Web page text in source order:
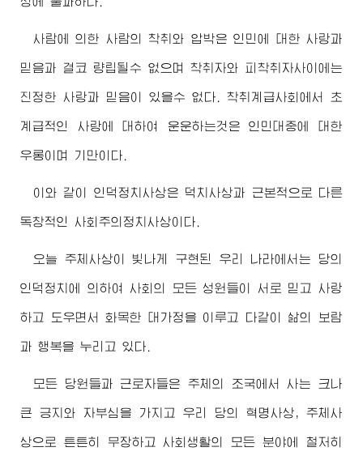
사람에 의한 사람의 착취와 압박은 인민에 대한 사랑과
믿음과 결코 량립될수 없으며 착취자와 피착취자사이에는
진정한 사랑과 믿음이 있을수 없다. 착취계급사회에서 초
계급적인 사랑에 대하여 운운하는것은 인민대중에 대한
우롱이며 기만이다.
이와 같이 인덕정치사상은 덕치사상과 근본적으로 다른
독창적인 사회주의정치사상이다.
오늘 주체사상이 빛나게 구현된 우리 나라에서는 당의
인덕정치에 의하여 사회의 모든 성원들이 서로 믿고 사랑
하고 도우면서 화목한 대가정을 이루고 다같이 삶의 보람
과 행복을 누리고 있다.
모든 당원들과 근로자들은 주체의 조국에서 사는 크나
큰 긍지와 자부심을 가지고 우리 당의 혁명사상, 주체사
상으로 튼튼히 무장하고 사회생활의 모든 분야에 철저히